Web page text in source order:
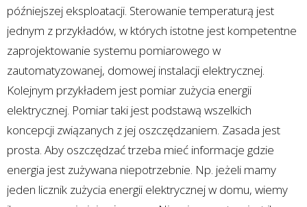
późniejszej eksploatacji. Sterowanie temperaturą jest
jednym z przykładów, w których istotne jest kompetentne
zaprojektowanie systemu pomiarowego w
zautomatyzowanej, domowej instalacji elektrycznej.
Kolejnym przykładem jest pomiar zużycia energii
elektrycznej. Pomiar taki jest podstawą wszelkich
koncepcji związanych z jej oszczędzaniem. Zasada jest
prosta. Aby oszczędzać trzeba mieć informacje gdzie
energia jest zużywana niepotrzebnie. Np. jeżeli mamy
jeden licznik zużycia energii elektrycznej w domu, wiemy